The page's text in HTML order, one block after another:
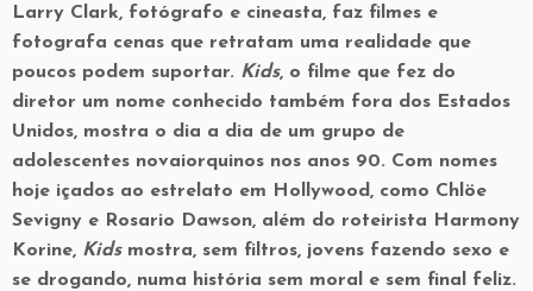
Larry Clark, fotógrafo e cineasta, faz filmes e
fotografa cenas que retratam uma realidade que
poucos podem suportar. Kids, o filme que fez do
diretor um nome conhecido também fora dos Estados
Unidos, mostra o dia a dia de um grupo de
adolescentes novaiorquinos nos anos 90. Com nomes
hoje içados ao estrelato em Hollywood, como Chlöe
Sevigny e Rosario Dawson, além do roteirista Harmony
Korine, Kidsmostra, sem filtros, jovens fazendo sexo e
se drogando, numa história sem moral e sem final feliz.